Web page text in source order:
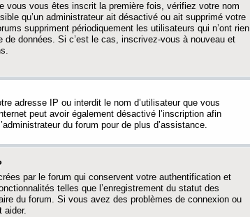
vous vous êtes inscrit la première fois, vérifiez votre nom
qu’un administrateur ait désactivé ou ait supprimé votre
suppriment périodiquement les utilisateurs qui n’ont rien
données. Si c’est le cas, inscrivez-vous à nouveau et
adresse IP ou interdit le nom d’utilisateur que vous
peut avoir également désactivé l’inscription afin
du forum pour de plus d’assistance.
par le forum qui conservent votre authentification et
telles que l’enregistrement du statut des
du forum. Si vous avez des problèmes de connexion ou
aider.